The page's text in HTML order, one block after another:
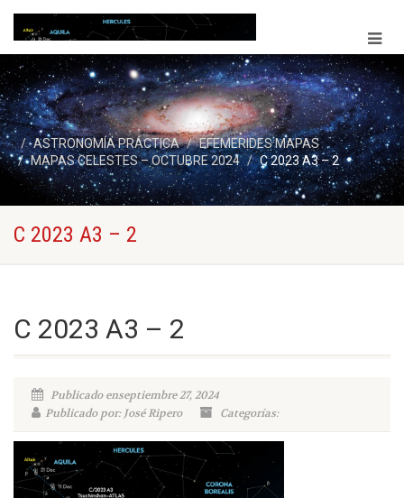
ASTRONOMÍA PRÁCTICA
EFEMERIDES MAPAS
MAPAS CELESTES – OCTUBRE 2024
C 2023 A3 – 2
C 2023 A3 – 2
C 2023 A3 – 2
Publicado enseptiembre 27, 2024
Publicado por: José Ripero
Categorías: